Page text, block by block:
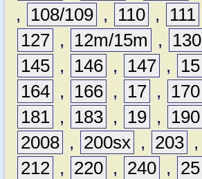
,
108/109 , 110 , 111
127 , 12m/15m , 130
145 , 146 , 147 , 15
164 , 166 , 17 , 170
181 , 183 , 19 , 190
2008 , 200sx , 203 ,
212 , 220 , 240 , 25